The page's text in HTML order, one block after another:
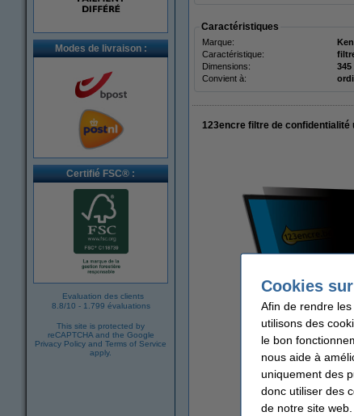
Modes de livraison :
Certifié FSC® :
Evaluation des clients
8.8/10 - 1.799 évaluations
This site is protected by
reCAPTCHA and the Google
Privacy Policy and Terms of Service
apply.
Caractéristiques
Marque:
Caractéristique:
Dimensions:
Convient à:
123encre filtre de
Cookies
Afin de rendre
utilisons des
le bon
nous aide à
uniquement des
donc utiliser des
de notre site